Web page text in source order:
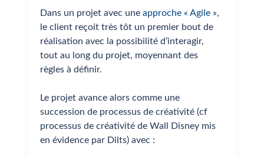
Dans un projet avec uneapproche « Agile »,
le client reçoit très tôt un premier bout de
réalisation avec la possibilité d’interagir,
tout au long du projet, moyennant des
règles à définir.
Le projet avance alors comme une
succession de processus de créativité (cf
processus de créativité de Wall Disney mis
en évidence par Dilts) avec :